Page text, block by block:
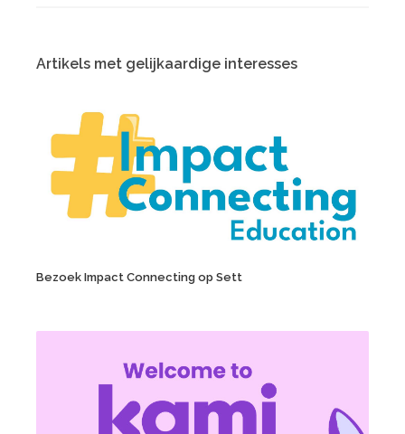
Artikels met gelijkaardige interesses
Bezoek Impact Connecting op Sett